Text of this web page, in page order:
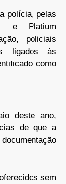
polícia, pelas
e Platium
policiais
ligados às
como
deste ano,
de que a
sem